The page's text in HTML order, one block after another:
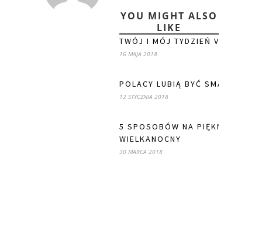
YOU MIGHT ALSO
LIKE
TWÓJ I MÓJ TYDZIEŃ VS.
16 MAJA 2018
POLACY LUBIĄ BYĆ SMART!
12 STYCZNIA 2018
5 SPOSOBÓW NA PIĘKNY STÓŁ
WIELKANOCNY
30 MARCA 2018